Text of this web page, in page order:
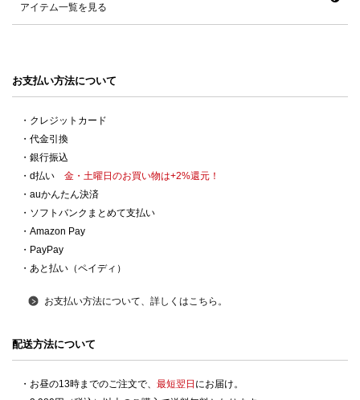
アイテム一覧を見る
お支払い方法について
・クレジットカード
・代金引換
・銀行振込
・d払い 金・土曜日のお買い物は+2%還元！
・auかんたん決済
・ソフトバンクまとめて支払い
・Amazon Pay
・PayPay
・あと払い（ペイディ）
お支払い方法について、詳しくはこちら。
配送方法について
・お昼の13時までのご注文で、 最短翌日 にお届け。